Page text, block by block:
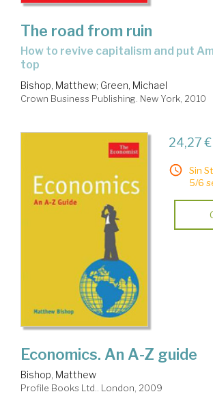
The road from ruin
how to revive capitalism and put America back on
top
Bishop, Matthew; Green, Michael
Crown Business Publishing. New York, 2010
24,27 €
Sin
5/6
Economics. An A-Z guide
Bishop, Matthew
Profile Books Ltd.. London, 2009